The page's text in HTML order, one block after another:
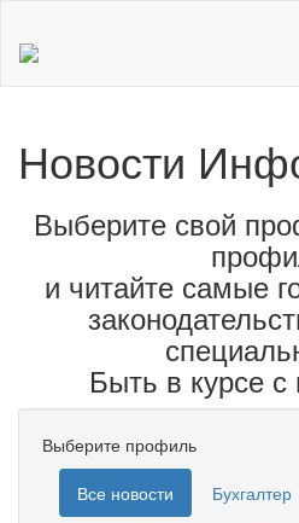
Новости
Выберите свой
и читайте самые
Быть в курсе с
Выберите профиль
Все новости
Бухгалтер